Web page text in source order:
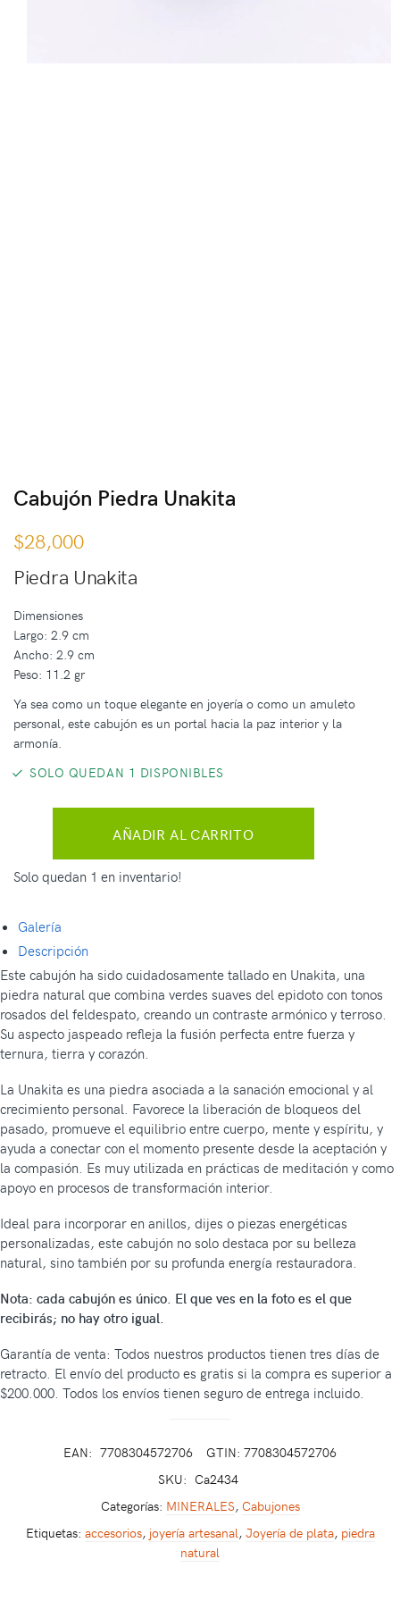
Cabujón Piedra Unakita
$28,000
Piedra Unakita
Dimensiones
Largo: 2.9 cm
Ancho: 2.9 cm
Peso: 11.2 gr
Ya sea como un toque elegante en joyería o como un amuleto
personal, este cabujón es un portal hacia la paz interior y la
armonía.
SOLO QUEDAN 1 DISPONIBLES
AÑADIR AL CARRITO
Solo quedan 1 en inventario!
Galería
Descripción
Este cabujón ha sido cuidadosamente tallado en Unakita, una
piedra natural que combina verdes suaves del epidoto con tonos
rosados del feldespato, creando un contraste armónico y terroso.
Su aspecto jaspeado refleja la fusión perfecta entre fuerza y
ternura, tierra y corazón.
La Unakita es una piedra asociada a la sanación emocional y al
crecimiento personal. Favorece la liberación de bloqueos del
pasado, promueve el equilibrio entre cuerpo, mente y espíritu, y
ayuda a conectar con el momento presente desde la aceptación y
la compasión. Es muy utilizada en prácticas de meditación y como
apoyo en procesos de transformación interior.
Ideal para incorporar en anillos, dijes o piezas energéticas
personalizadas, este cabujón no solo destaca por su belleza
natural, sino también por su profunda energía restauradora.
Nota: cada cabujón es único. El que ves en la foto es el que
recibirás; no hay otro igual.
Garantía de venta: Todos nuestros productos tienen tres días de
retracto. El envío del producto es gratis si la compra es superior a
$200.000. Todos los envíos tienen seguro de entrega incluido.
EAN: 7708304572706
GTIN: 7708304572706
SKU: Ca2434
Categorías: MINERALES, Cabujones
Etiquetas: accesorios, joyería artesanal, Joyería de plata, piedra
natural